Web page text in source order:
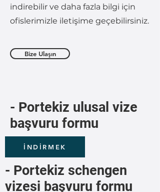
indirebilir ve daha fazla bilgi için
ofislerimizle iletişime geçebilirsiniz.
Bize Ulaşın
- Portekiz ulusal vize
başvuru formu
İNDİRMEK
- Portekiz schengen
vizesi başvuru formu